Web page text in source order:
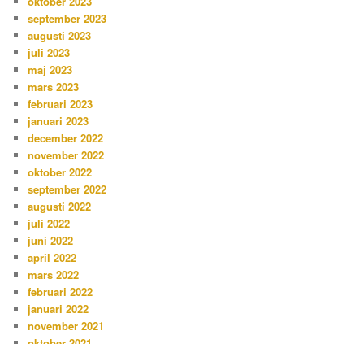
september 2023
augusti 2023
juli 2023
maj 2023
mars 2023
februari 2023
januari 2023
december 2022
november 2022
oktober 2022
september 2022
augusti 2022
juli 2022
juni 2022
april 2022
mars 2022
februari 2022
januari 2022
november 2021